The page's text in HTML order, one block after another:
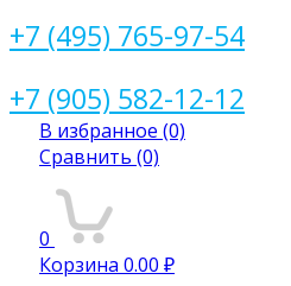
+7 (495) 765-97-54
+7 (905) 582-12-12
В избранное (0)
Сравнить (0)
0
Корзина 0.00 ₽